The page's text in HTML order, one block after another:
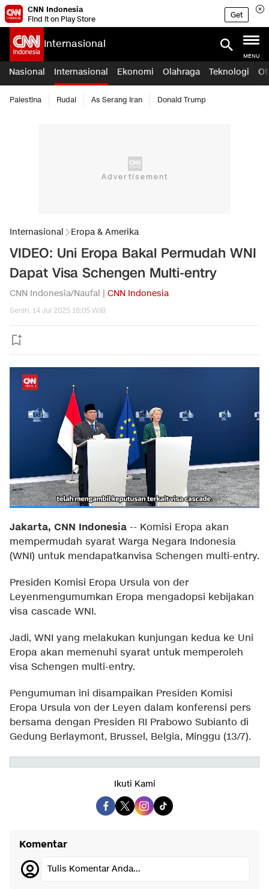
CNN Indonesia
Find it on Play Store
Get
Internasional
MENU
Nasional Internasional Ekonomi Olahraga Teknologi
Palestina Rudal As Serang Iran Donald Trump
Internasional Eropa & Amerika
VIDEO: Uni Eropa Bakal Permudah WNI
Dapat Visa Schengen Multi-entry
CNN Indonesia/Naufal | CNN Indonesia
Senin, 14 Jul 2025 18:05 WIB
Jakarta, CNN Indonesia -- Komisi Eropa akan
mempermudah syarat Warga Negara Indonesia
(WNI) untuk mendapatkanvisa Schengen multi-entry.
Presiden Komisi Eropa Ursula von der
Leyenmengumumkan Eropa mengadopsi kebijakan
visa cascade WNI.
Jadi, WNI yang melakukan kunjungan kedua ke Uni
Eropa akan memenuhi syarat untuk memperoleh
visa Schengen multi-entry.
Pengumuman ini disampaikan Presiden Komisi
Eropa Ursula von der Leyen dalam konferensi pers
bersama dengan Presiden RI Prabowo Subianto di
Gedung Berlaymont, Brussel, Belgia, Minggu (13/7).
Ikuti Kami
Komentar
Tulis Komentar Anda...